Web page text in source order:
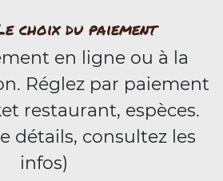
choix du paiement
en ligne ou à la
Réglez par paiement
restaurant, espèces.
détails, consultez les
infos)